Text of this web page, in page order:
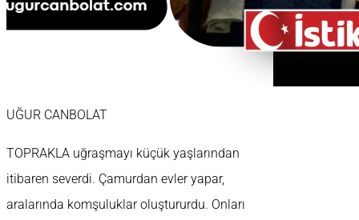
UĞUR CANBOLAT
TOPRAKLA uğraşmayı küçük yaşlarından
itibaren severdi. Çamurdan evler yapar,
aralarında komşuluklar oluştururdu. Onları